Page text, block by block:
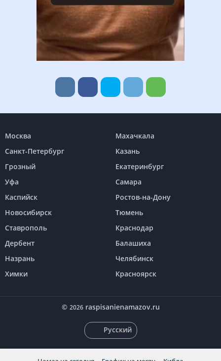
Москва
Махачкала
Санкт-Петербург
Казань
Грозный
Екатеринбург
Уфа
Самара
Каспийск
Ростов-на-Дону
Новосибирск
Тюмень
Ставрополь
Краснодар
Дербент
Балашиха
Назрань
Челябинск
Химки
Красноярск
© 2026 raspisanienamazov.ru
Русский